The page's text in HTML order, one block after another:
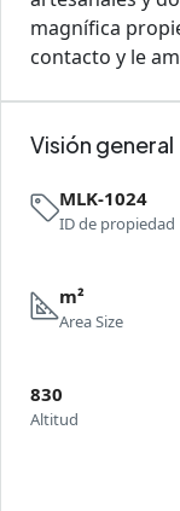
magnífica
contacto y le
Visión general
MLK-1024
ID de propiedad
m²
Area Size
830
Altitud